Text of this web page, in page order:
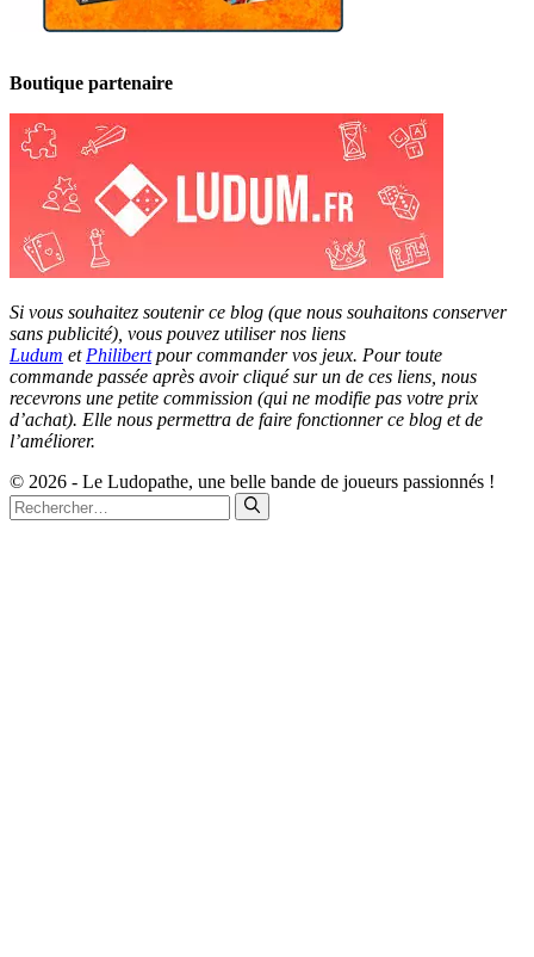
Boutique partenaire
Si vous souhaitez soutenir ce blog (que nous souhaitons conserver
sans publicité), vous pouvez utiliser nos liens
Ludum et Philibertpour commander vos jeux. Pour toute
commande passée après avoir cliqué sur un de ces liens, nous
recevrons une petite commission (qui ne modifie pas votre prix
d’achat). Elle nous permettra de faire fonctionner ce blog et de
l’améliorer.
© 2026 - Le Ludopathe, une belle bande de joueurs passionnés !
Rechercher :